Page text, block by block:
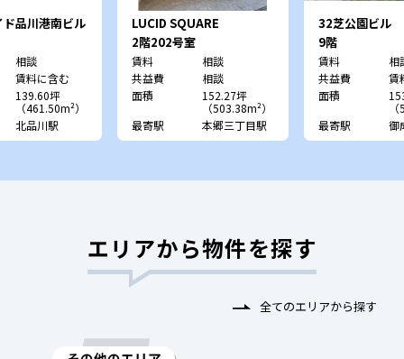
品川港南ビル
相談
賃料に含む
139.60坪
（461.50m²）
北品川駅
LUCID SQUARE
YUSHIMA
2階202号室
賃料
相談
共益費
相談
面積
152.27坪
（503.38m²）
最寄駅
本郷三丁目駅
32芝公園ビル
9階
賃料
相
共益費
賃
面積
最寄駅
御
エリアから物件を探す
全てのエリアから探す